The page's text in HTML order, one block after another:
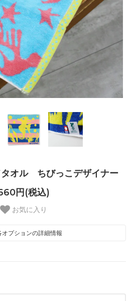
タオル ちびっこデザイナー
円(税込)
お気に入り
オプションの詳細情報